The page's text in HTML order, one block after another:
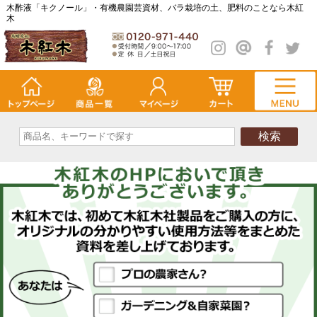
木酢液「キクノール」・有機農園芸資材、バラ栽培の土、肥料のことなら木紅
木